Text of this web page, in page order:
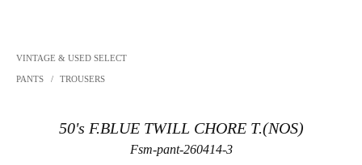
VINTAGE & USED SELECT
PANTS / TROUSERS
50's F.BLUE TWILL CHORE T.(NOS)
Fsm-pant-260414-3